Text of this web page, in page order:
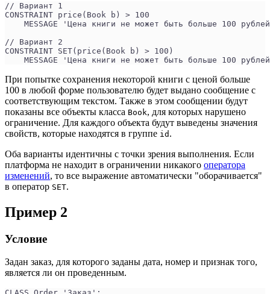
// Вариант 1
CONSTRAINT price(Book b) > 100
MESSAGE 'Цена книги не может быть больше 100
// Вариант 2
CONSTRAINT SET(price(Book b) > 100)
MESSAGE 'Цена книги не может быть больше 100
При попытке сохранения некоторой книги с ценой больше
100 в любой форме пользователю будет выдано сообщение с
соответствующим текстом. Также в этом сообщении будут
показаны все объекты класса Book, для которых нарушено
ограничение. Для каждого объекта будут выведены значения
свойств, которые находятся в группе id .
Оба варианты идентичны с точки зрения выполнения. Если
платформа не находит в ограничении никакого оператора
изменений, то все выражение автоматически "оборачивается"
в оператор SET.
Пример 2
Условие
Задан заказ, для которого заданы дата, номер и признак того,
является ли он проведенным.